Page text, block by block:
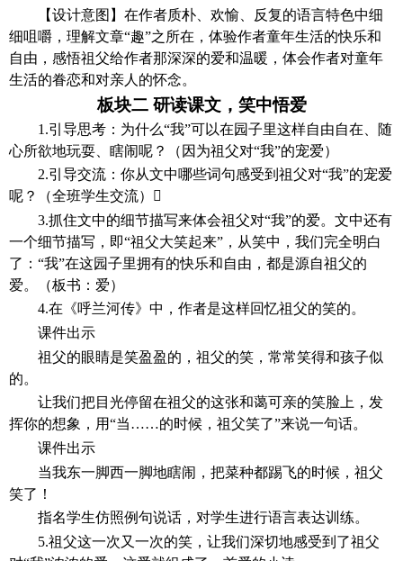
【设计意图】 在作者质朴、欢愉、反复的语言特色中细
细咀嚼，理解文章“趣”之所在，体验作者童年生活的快乐和
自由，感悟祖父给作者那深深的爱和温暖，体会作者对童年
生活的眷恋和对亲人的怀念。
板块二 研读课文，笑中悟爱
1.引导思考：为什么“我”可以在园子里这样自由自在、随
心所欲地玩耍、瞎闹呢？（因为祖父对“我”的宠爱）
2.引导交流：你从文中哪些词句感受到祖父对“我”的宠爱
呢？（全班学生交流）
3.抓住文中的细节描写来体会祖父对“我”的爱。文中还有
一个细节描写，即“祖父大笑起来”，从笑中，我们完全明白
了：“我”在这园子里拥有的快乐和自由，都是源自祖父的
爱。（板书：爱）
4.在《呼兰河传》中，作者是这样回忆祖父的笑的。
课件出示
祖父的眼睛是笑盈盈的，祖父的笑，常常笑得和孩子似
的。
让我们把目光停留在祖父的这张和蔼可亲的笑脸上，发
挥你的想象，用“当……的时候，祖父笑了”来说一句话。
课件出示
当我东一脚西一脚地瞎闹，把菜种都踢飞的时候，祖父
笑了！
指名学生仿照例句说话，对学生进行语言表达训练。
5.祖父这一次又一次的笑，让我们深切地感受到了祖父